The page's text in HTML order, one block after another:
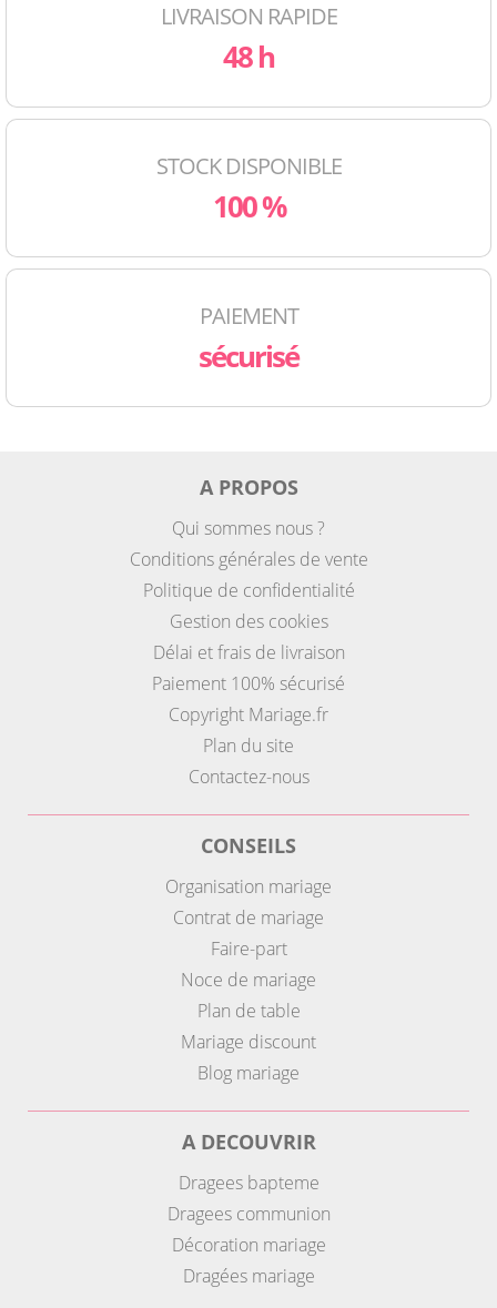
LIVRAISON RAPIDE
48 h
STOCK DISPONIBLE
100 %
PAIEMENT
sécurisé
A PROPOS
Qui sommes nous ?
Conditions générales de vente
Politique de confidentialité
Gestion des cookies
Délai et frais de livraison
Paiement 100% sécurisé
Copyright Mariage.fr
Plan du site
Contactez-nous
CONSEILS
Organisation mariage
Contrat de mariage
Faire-part
Noce de mariage
Plan de table
Mariage discount
Blog mariage
A DECOUVRIR
Dragees bapteme
Dragees communion
Décoration mariage
Dragées mariage